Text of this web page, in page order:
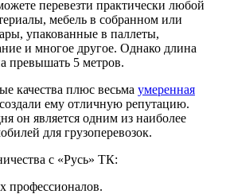
перевезти практически любой
мебель в собранном или
упакованные в паллеты,
и многое другое. Однако длина
превышать 5 метров.
качества плюс весьма умеренная
создали ему отличную репутацию.
он является одним из наиболее
для грузоперевозок.
с «Русь» ТК:
профессионалов.